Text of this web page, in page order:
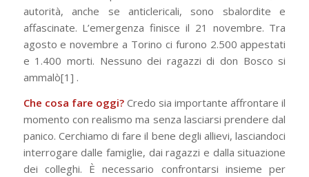
autorità, anche se anticlericali, sono sbalordite e
affascinate. L’emergenza finisce il 21 novembre. Tra
agosto e novembre a Torino ci furono 2.500 appestati
e 1.400 morti. Nessuno dei ragazzi di don Bosco si
ammalò[1] .
Che cosa fare oggi?Credo sia importante affrontare il
momento con realismo ma senza lasciarsi prendere dal
panico. Cerchiamo di fare il bene degli allievi, lasciandoci
interrogare dalle famiglie, dai ragazzi e dalla situazione
dei colleghi. È necessario confrontarsi insieme per